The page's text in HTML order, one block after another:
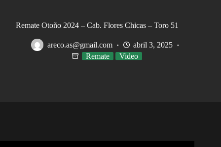
Remate Otoño 2024 – Cab. Flores Chicas – Toro 51
areco.as@gmail.com
abril 3, 2025
Remate
Video